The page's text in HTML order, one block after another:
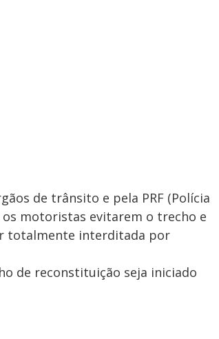
de trânsito e pela PRF (Polícia
os motoristas evitarem o trecho e
totalmente interditada por
de reconstituição seja iniciado